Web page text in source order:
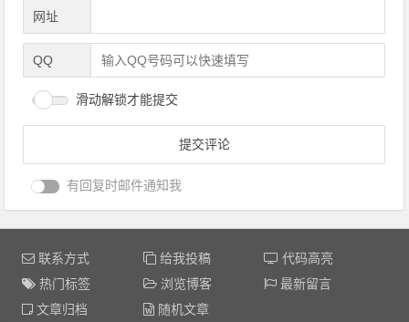
网址
QQ
滑动解锁才能提交
有回复时邮件通知我
联系方式 给我投稿
代码高亮
热门标签
浏览博客
最新留言
文章归档
随机文章